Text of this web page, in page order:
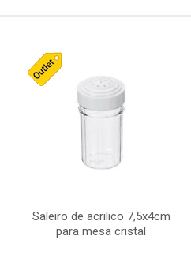
Saleiro de acrilico 7,5x4cm
para mesa cristal